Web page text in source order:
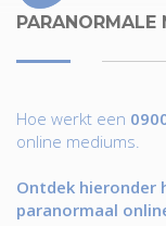
PARANORMALE
Hoe werkt een
online mediums.
Ontdek hieronder
paranormaal